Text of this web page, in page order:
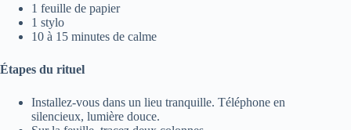
1 feuille de papier
1 stylo
10 à 15 minutes de calme
Étapes du rituel
Installez-vous dans un lieu tranquille. Téléphone en
silencieux, lumière douce.